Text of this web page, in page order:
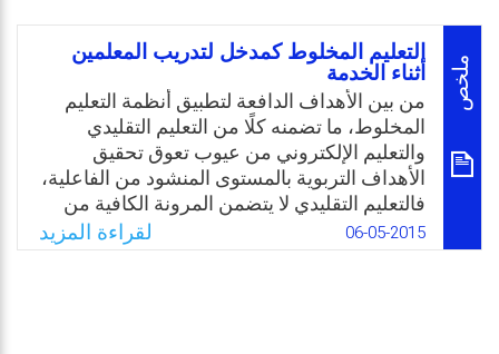
ملخص
التعليم المخلوط كمدخل لتدريب المعلمين
أثناء الخدمة
من بين الأهداف الدافعة لتطبيق أنظمة التعليم
المخلوط، ما تضمنه كلًا من التعليم التقليدي
والتعليم الإلكتروني من عيوب تعوق تحقيق
الأهداف التربوية بالمستوى المنشود من الفاعلية،
فالتعليم التقليدي لا يتضمن المرونة الكافية من
ناحية مراعاة ظروف وأساليب التعلم الفردية،
كما أن التعليم الإلكتروني يعاني من غياب الجانب
06-05-2015 لقراءة المزيد